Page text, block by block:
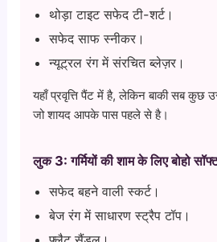
थोड़ा टाइट सफेद टी-शर्ट।
सफेद साफ स्नीकर।
न्यूट्रल रंग में संरचित ब्लेज़र।
यहाँ प्रवृत्ति पैंट में है, लेकिन बाकी सब कुछ
जो शायद आपके पास पहले से है।
लुक 3: गर्मियों की शाम के लिए बोहो
सफेद बहने वाली स्कर्ट।
बेज रंग में साधारण स्ट्रैप टॉप।